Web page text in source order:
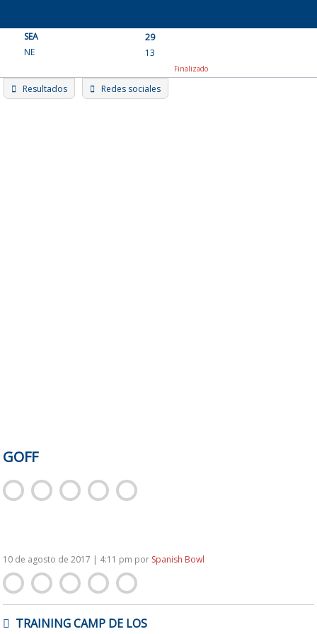
content
SEA
29
NE
13
Finalizado
Resultados Redes sociales
GOFF
10 de agosto de 2017 | 4:11 pm por Spanish Bowl
DE TRAINING CAMP DE LOS